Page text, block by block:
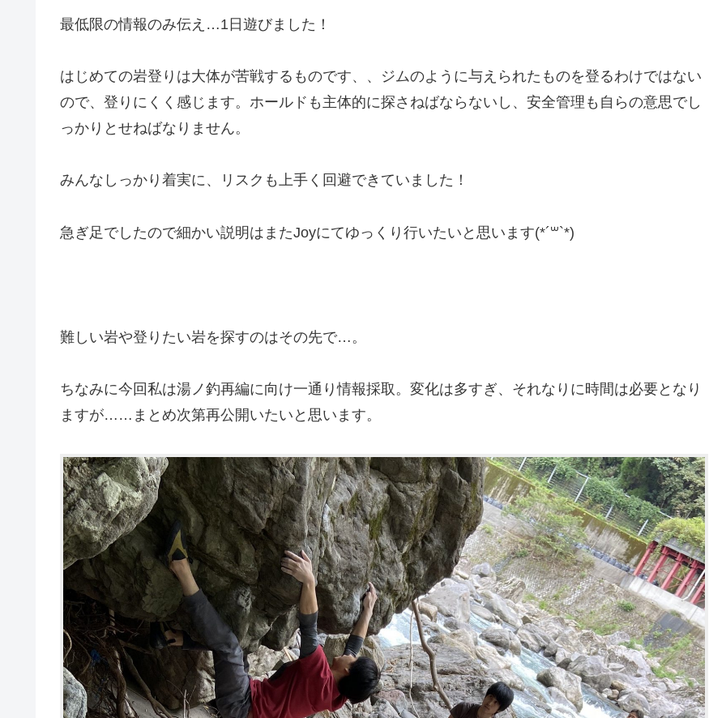
最低限の情報のみ伝え…1日遊びました！
はじめての岩登りは大体が苦戦するものです、、ジムのように与えられたものを登るわけではない
ので、登りにくく感じます。ホールドも主体的に探さねばならないし、安全管理も自らの意思でし
っかりとせねばなりません。
みんなしっかり着実に、リスクも上手く回避できていました！
急ぎ足でしたので細かい説明はまたJoyにてゆっくり行いたいと思います(*´꒳`*)
難しい岩や登りたい岩を探すのはその先で…。
ちなみに今回私は湯ノ釣再編に向け一通り情報採取。変化は多すぎ、それなりに時間は必要となり
ますが……まとめ次第再公開いたいと思います。